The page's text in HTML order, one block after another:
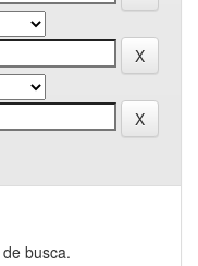
busca.